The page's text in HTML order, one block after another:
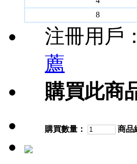
8
注冊用戶：
薦
購買此商
購買數量： 商品